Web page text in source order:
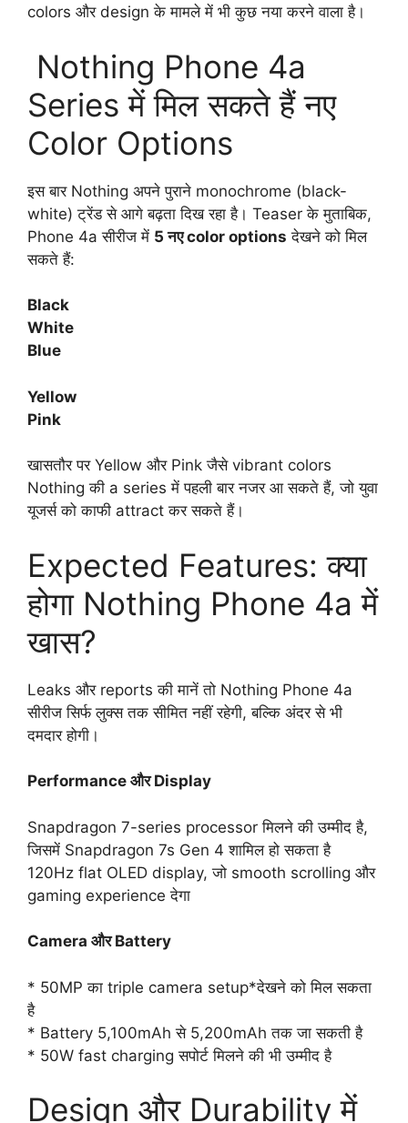
colors और design के मामले में भी कुछ नया करने वाला है।
Nothing Phone 4a
Series में मिल सकते हैं नए
Color Options
इस बार Nothing अपने पुराने monochrome (black-
white) ट्रेंड से आगे बढ़ता दिख रहा है। Teaser के मुताबिक,
Phone 4a सीरीज में 5 नए color options देखने को मिल
सकते हैं:
Black
White
Blue
Yellow
Pink
खासतौर पर Yellow और Pink जैसे vibrant colors
Nothing की a series में पहली बार नजर आ सकते हैं, जो युवा
यूजर्स को काफी attract कर सकते हैं।
Expected Features: क्या
होगा Nothing Phone 4a में
खास?
Leaks और reports की मानें तो Nothing Phone 4a
सीरीज सिर्फ लुक्स तक सीमित नहीं रहेगी, बल्कि अंदर से भी
दमदार होगी।
Performance और Display
Snapdragon 7-series processor मिलने की उम्मीद है,
जिसमें Snapdragon 7s Gen 4 शामिल हो सकता है
120Hz flat OLED display, जो smooth scrolling और
gaming experience देगा
Camera और Battery
* 50MP का triple camera setup*देखने को मिल सकता
है
* Battery 5,100mAh से 5,200mAh तक जा सकती है
* 50W fast charging सपोर्ट मिलने की भी उम्मीद है
Design और Durability में